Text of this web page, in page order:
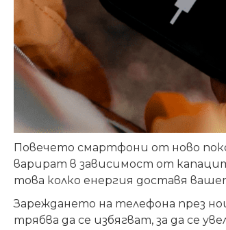
Повечето смартфони от ново
варират в зависимост от
това колко енергия доставя
Зареждането на телефона през
трябва да се избягват, за да се